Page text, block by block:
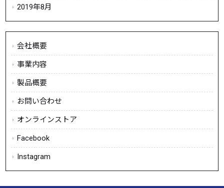
2019年8月
会社概要
事業内容
製品概要
お問い合わせ
オンラインストア
Facebook
Instagram